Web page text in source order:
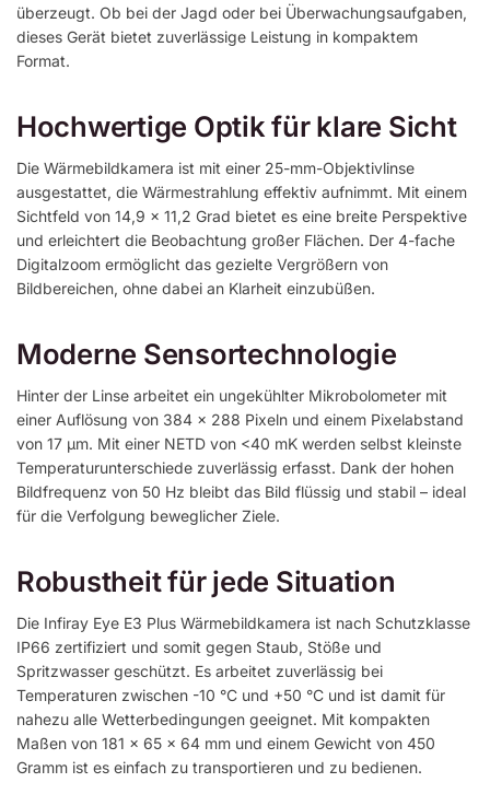
überzeugt. Ob bei der Jagd oder bei Überwachungsaufgaben,
dieses Gerät bietet zuverlässige Leistung in kompaktem
Format.
Hochwertige Optik für klare Sicht
Die Wärmebildkamera ist mit einer 25-mm-Objektivlinse
ausgestattet, die Wärmestrahlung effektiv aufnimmt. Mit einem
Sichtfeld von 14,9 x 11,2 Grad bietet es eine breite Perspektive
und erleichtert die Beobachtung großer Flächen. Der 4-fache
Digitalzoom ermöglicht das gezielte Vergrößern von
Bildbereichen, ohne dabei an Klarheit einzubüßen.
Moderne Sensortechnologie
Hinter der Linse arbeitet ein ungekühlter Mikrobolometer mit
einer Auflösung von 384 x 288 Pixeln und einem Pixelabstand
von 17 µm. Mit einer NETD von <40 mK werden selbst kleinste
Temperaturunterschiede zuverlässig erfasst. Dank der hohen
Bildfrequenz von 50 Hz bleibt das Bild flüssig und stabil – ideal
für die Verfolgung beweglicher Ziele.
Robustheit für jede Situation
Die Infiray Eye E3 Plus Wärmebildkamera ist nach Schutzklasse
IP66 zertifiziert und somit gegen Staub, Stöße und
Spritzwasser geschützt. Es arbeitet zuverlässig bei
Temperaturen zwischen -10 °C und +50 °C und ist damit für
nahezu alle Wetterbedingungen geeignet. Mit kompakten
Maßen von 181 x 65 x 64 mm und einem Gewicht von 450
Gramm ist es einfach zu transportieren und zu bedienen.